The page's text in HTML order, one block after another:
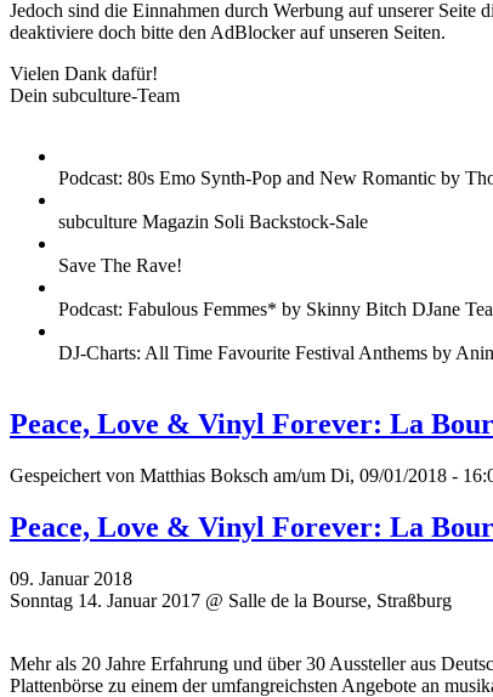
Jedoch sind die Einnahmen durch Werbung auf unserer
deaktiviere doch bitte den AdBlocker auf unseren Seiten.
Vielen Dank dafür!
Dein subculture-Team
Podcast: 80s Emo Synth-Pop and New Romantic by
subculture Magazin Soli Backstock-Sale
Save The Rave!
Podcast: Fabulous Femmes* by Skinny Bitch DJane
DJ-Charts: All Time Favourite Festival Anthems by
Peace, Love & Vinyl Forever: La
Gespeichert von Matthias Boksch am/um Di, 09/01/2018 -
Peace, Love & Vinyl Forever: La
09. Januar 2018
Sonntag 14. Januar 2017 @ Salle de la Bourse, Straßburg
Mehr als 20 Jahre Erfahrung und über 30 Aussteller aus
Plattenbörse zu einem der umfangreichsten Angebote an